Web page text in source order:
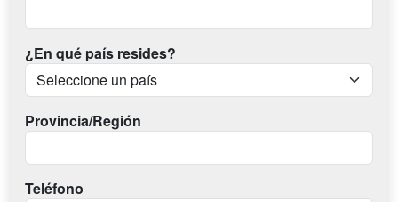
¿En qué país resides?
Provincia/Región
Teléfono